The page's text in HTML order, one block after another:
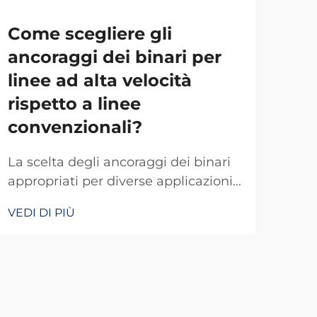
Come scegliere gli
ancoraggi dei binari per
linee ad alta velocità
rispetto a linee
convenzionali?
La scelta degli ancoraggi dei binari
appropriati per diverse applicazioni
comprensione delle differenze
VEDI DI PIÙ